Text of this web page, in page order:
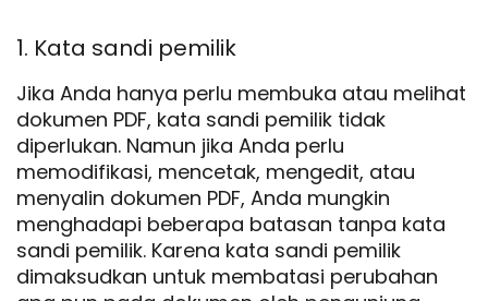
1. Kata sandi pemilik
Jika Anda hanya perlu membuka atau melihat
dokumen PDF, kata sandi pemilik tidak
diperlukan. Namun jika Anda perlu
memodifikasi, mencetak, mengedit, atau
menyalin dokumen PDF, Anda mungkin
menghadapi beberapa batasan tanpa kata
sandi pemilik. Karena kata sandi pemilik
dimaksudkan untuk membatasi perubahan